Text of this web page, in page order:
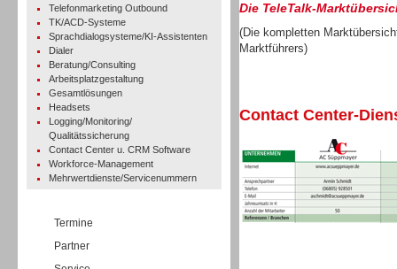
Telefonmarketing Outbound
TK/ACD-Systeme
Sprachdialogsysteme/KI-Assistenten
Dialer
Beratung/Consulting
Arbeitsplatzgestaltung
Gesamtlösungen
Headsets
Logging/Monitoring/
Qualitätssicherung
Contact Center u. CRM Software
Workforce-Management
Mehrwertdienste/Servicenummern
Termine
Partner
Die TeleTalk-
(Die kompletten
Marktführers)
Contact Center-